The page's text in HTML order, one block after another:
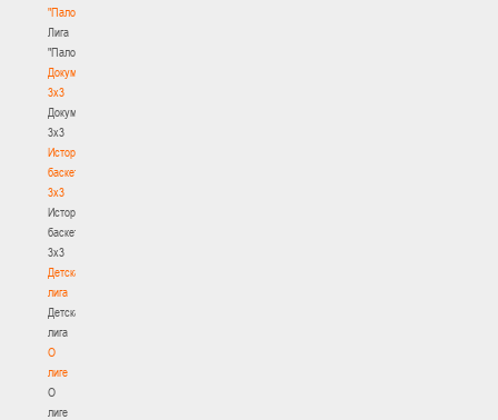
"Палова"
Лига
"Палова"
Документы
3х3
Документы
3х3
История
баскетбола
3х3
История
баскетбола
3х3
Детская
лига
Детская
лига
О
лиге
О
лиге